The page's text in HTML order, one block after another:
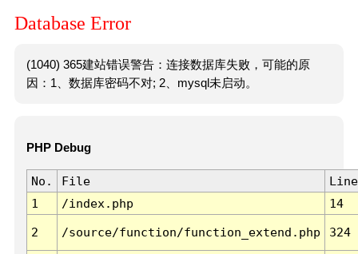
Database Error
(1040) 365建站错误警告：连接数据库失败，可能的原
因：1、数据库密码不对; 2、mysql未启动。
PHP Debug
No. File
Line
1
/index.php 14
2 /source/function/function_extend.php 324